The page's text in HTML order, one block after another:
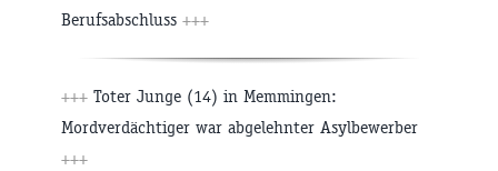
Berufsabschluss +++
+++ Toter Junge (14) in Memmingen:
Mordverdächtiger war abgelehnter Asylbewerber
+++